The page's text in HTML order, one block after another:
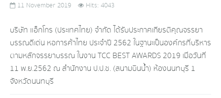
11 November 2019
Hits: 4043
บริษัท แอ็กโกร (ประเทศไทย) จำกัด ได้รับประกาศเกียรติคุณจรรยา
บรรณดีเด่น หอการค้าไทย ประจำปี 2562 ในฐานะเป็นองค์กรที่บริหาร
ตามหลักจรรยาบรรณ ในงาน TCC BEST AWARDS 2019 เมื่อวันที่
11 พ.ย.2562 ณ สำนักงาน ป.ป.ช. (สนามบินน้ำ) ห้องนนทบุรี 1
จังหวัดนนทบุรี